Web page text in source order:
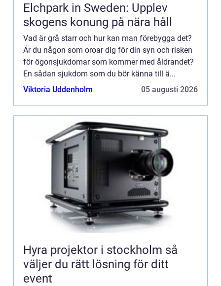
Elchpark in Sweden: Upplev
skogens konung på nära håll
Vad är grå starr och hur kan man förebygga det?
Är du någon som oroar dig för din syn och risken
för ögonsjukdomar som kommer med åldrandet?
En sådan sjukdom som du bör känna till ä...
Viktoria Uddenholm
05 augusti 2026
Hyra projektor i stockholm så
väljer du rätt lösning för ditt
event